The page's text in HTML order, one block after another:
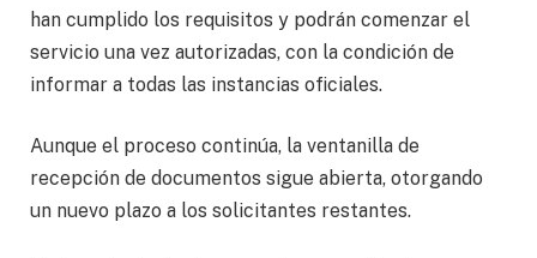
han cumplido los requisitos y podrán comenzar el
servicio una vez autorizadas, con la condición de
informar a todas las instancias oficiales.
Aunque el proceso continúa, la ventanilla de
recepción de documentos sigue abierta, otorgando
un nuevo plazo a los solicitantes restantes.